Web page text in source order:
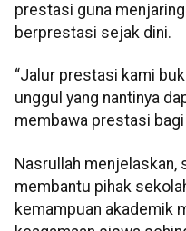
prestasi guna
berprestasi sejak dini.
“Jalur prestasi kami
unggul yang nantinya
membawa prestasi bagi
Nasrullah
membantu pihak
kemampuan akademik